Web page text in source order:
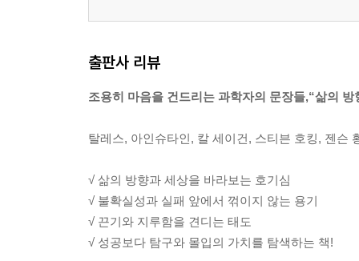
출판사 리뷰
조용히 마음을 건드리는 과학자의 문장들,“삶의
탈레스, 아인슈타인, 칼 세이건, 스티븐 호킹, 젠슨
√ 삶의 방향과 세상을 바라보는 호기심
√ 불확실성과 실패 앞에서 꺾이지 않는 용기
√ 끈기와 지루함을 견디는 태도
√ 성공보다 탐구와 몰입의 가치를 탐색하는 책!